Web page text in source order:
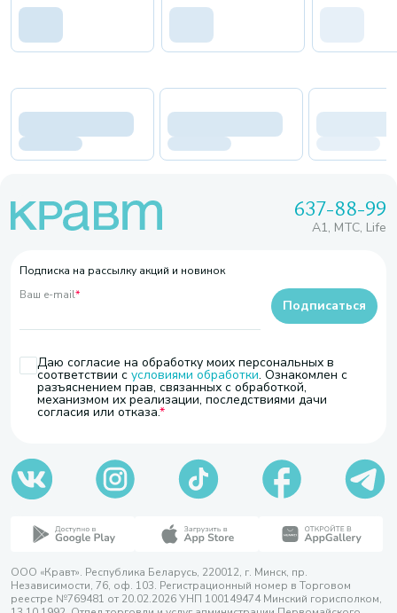
637-88-99
A1, МТС, Life
Подписка на рассылку акций и новинок
Ваш e-mail*
Даю согласие на обработку моих персональных в
соответствии с условиями обработки. Ознакомлен с
разъяснением прав, связанных с обработкой,
механизмом их реализации, последствиями дачи
согласия или отказа.
Подписаться
ООО «Кравт». Республика Беларусь, 220012, г. Минск, пр.
Независимости, 76, оф. 103. Регистрационный номер в Торговом
реестре №769481 от 20.02.2026 УНП 100149474 Минский горисполком,